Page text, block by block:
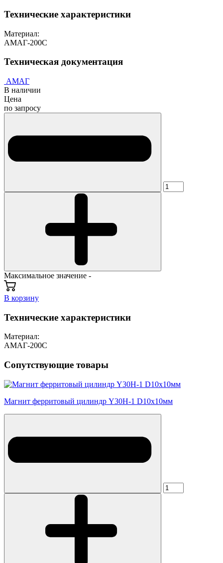
Технические характеристики
Материал:
АМАГ-200С
Техническая документация
АМАГ
В наличии
Цена
по запросу
Максимальное значение -
В корзину
Технические характеристики
Материал:
АМАГ-200С
Сопутствующие товары
Магнит ферритовый цилиндр Y30H-1 D10х10мм